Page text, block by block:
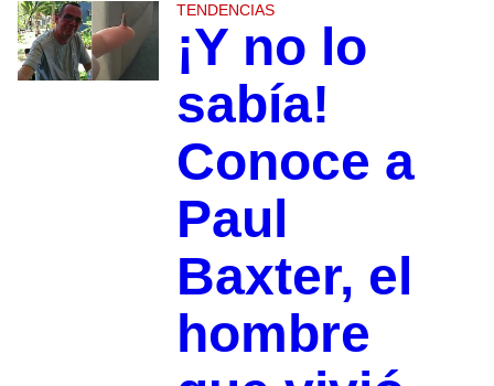
TENDENCIAS
¡Y no lo
sabía!
Conoce a
Paul
Baxter, el
hombre